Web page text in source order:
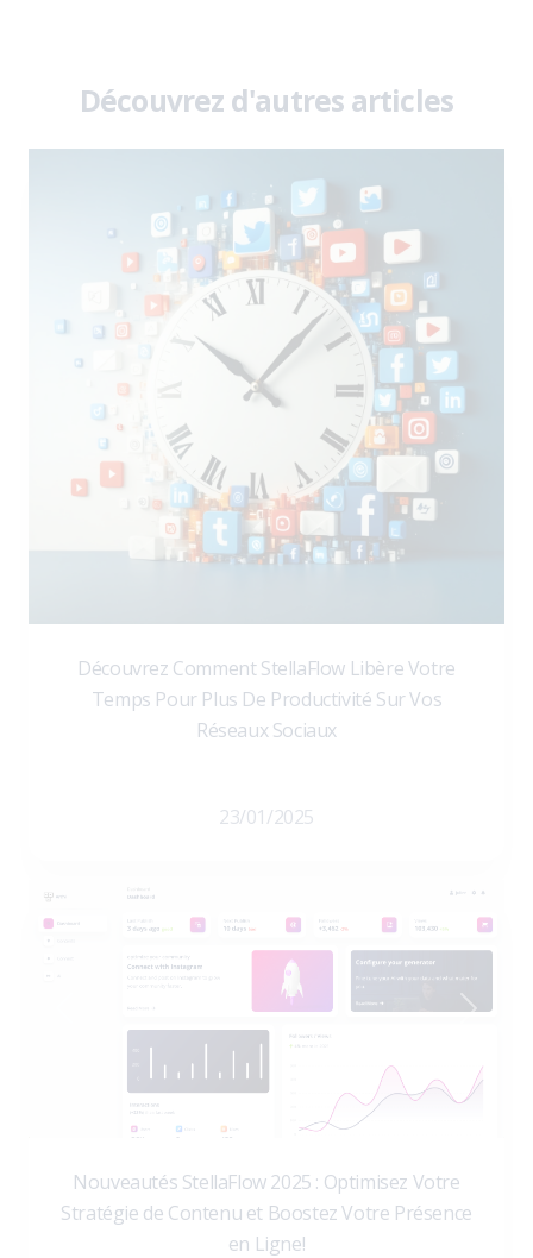
Découvrez d'autres articles
Découvrez Comment StellaFlow Libère Votre
Temps Pour Plus De Productivité Sur Vos
Réseaux Sociaux
23/01/2025
Nouveautés StellaFlow 2025 : Optimisez Votre
Stratégie de Contenu et Boostez Votre Présence
en Ligne!